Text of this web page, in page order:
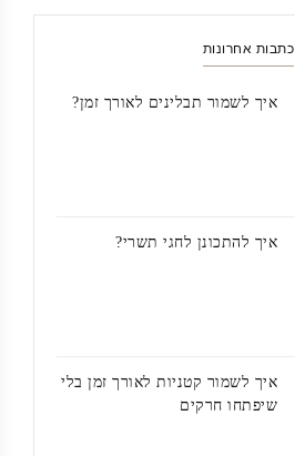
כתבות אחרונות
איך לשמור תבלינים לאורך זמן?
איך להתכונן לחגי תשרי?
איך לשמור קטניות לאורך זמן בלי
שיפתחו חרקים